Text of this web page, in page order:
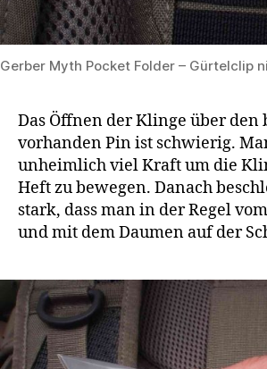
Gerber Myth Pocket Folder – Gürtelclip
Das Öffnen der Klinge über den
vorhanden Pin ist schwierig.
unheimlich viel Kraft um die
Heft zu bewegen. Danach
stark, dass man in der Regel
und mit dem Daumen auf der